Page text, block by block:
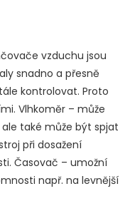
vzduchu jsou
snadno a přesně
kontrolovat. Proto
Vlhkoměr – může
také může být spjat
při dosažení
Časovač – umožní
např. na levnější